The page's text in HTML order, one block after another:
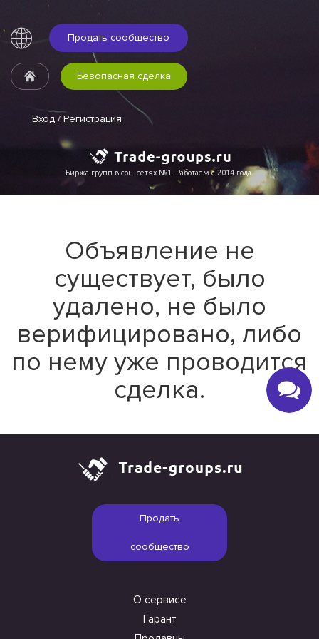
Продать сообщество
Вход / Регистрация
Безопасная сделка
Биржа групп в соц. сетях №1. Работаем с 2014 года.
Объявление не
существует, было
удалено, не было
верифицировано, либо
по нему уже проводится
сделка.
Продать
сообщество
О сервисе
Гарант